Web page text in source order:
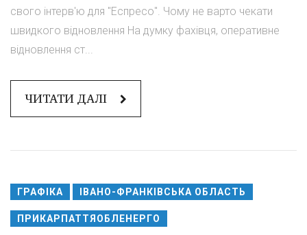
свого інтерв'ю для "Еспресо". Чому не варто чекати
швидкого відновлення На думку фахівця, оперативне
відновлення ст...
ЧИТАТИ ДАЛІ
ГРАФІКА ІВАНО-ФРАНКІВСЬКА ОБЛАСТЬ
ПРИКАРПАТТЯОБЛЕНЕРГО